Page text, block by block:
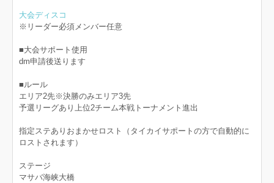
大会ディスコ
※リーダー必須メンバー任意
■大会サポート使用
dm申請後送ります
■ルール
エリア2先※決勝のみエリア3先
予選リーグあり上位2チーム本戦トーナメント進出
指定ステありおまかせロスト（タイカイサポートの方で自動的に
ロストされます）
ステージ
マサバ海峡大橋